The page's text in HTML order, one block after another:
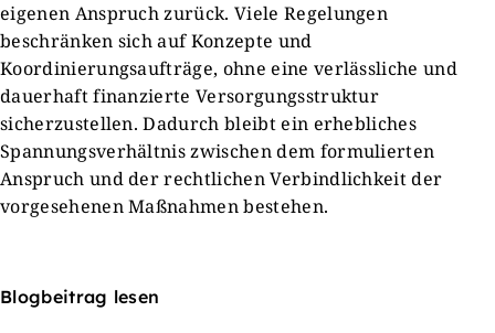
eigenen Anspruch zurück. Viele Regelungen
beschränken sich auf Konzepte und
Koordinierungsaufträge, ohne eine verlässliche und
dauerhaft finanzierte Versorgungsstruktur
sicherzustellen. Dadurch bleibt ein erhebliches
Spannungsverhältnis zwischen dem formulierten
Anspruch und der rechtlichen Verbindlichkeit der
vorgesehenen Maßnahmen bestehen.
Blogbeitrag lesen